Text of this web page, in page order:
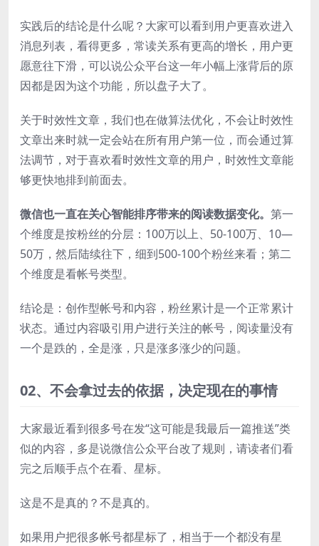
实践后的结论是什么呢？大家可以看到用户更喜欢进入
消息列表，看得更多，常读关系有更高的增长，用户更
愿意往下滑，可以说公众平台这一年小幅上涨背后的原
因都是因为这个功能，所以盘子大了。
关于时效性文章，我们也在做算法优化，不会让时效性
文章出来时就一定会站在所有用户第一位，而会通过算
法调节，对于喜欢看时效性文章的用户，时效性文章能
够更快地排到前面去。
微信也一直在关心智能排序带来的阅读数据变化。 第一
个维度是按粉丝的分层：100万以上、50-100万、10—
50万，然后陆续往下，细到500-100个粉丝来看；第二
个维度是看帐号类型。
结论是：创作型帐号和内容，粉丝累计是一个正常累计
状态。通过内容吸引用户进行关注的帐号，阅读量没有
一个是跌的，全是涨，只是涨多涨少的问题。
02、 不会拿过去的依据， 决定现在的事情
大家最近看到很多号在发“这可能是我最后一篇推送”类
似的内容，多是说微信公众平台改了规则，请读者们看
完之后顺手点个在看、星标。
这是不是真的？不是真的。
如果用户把很多帐号都星标了，相当于一个都没有星